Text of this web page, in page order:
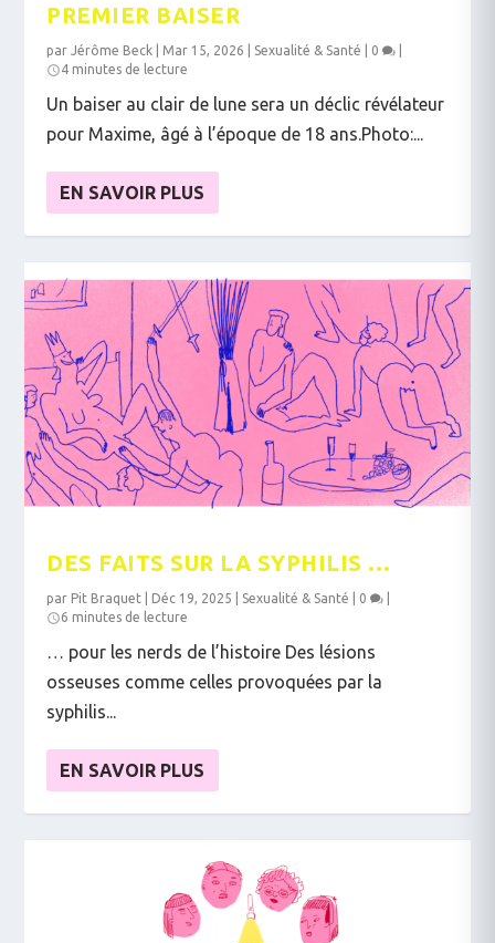
PREMIER BAISER
parJérôme Beck Mar 15, 2026 Sexualité & Santé 0
4 minutes de lecture
Un baiser au clair de lune sera un déclic révélateur
pour Maxime, âgé à l’époque de 18 ans.Photo:...
EN SAVOIR PLUS
DES FAITS SUR LA SYPHILIS …
par Pit Braquet Déc 19, 2025 Sexualité & Santé 0
6 minutes de lecture
… pour les nerds de l’histoire Des lésions
osseuses comme celles provoquées par la
syphilis...
EN SAVOIR PLUS